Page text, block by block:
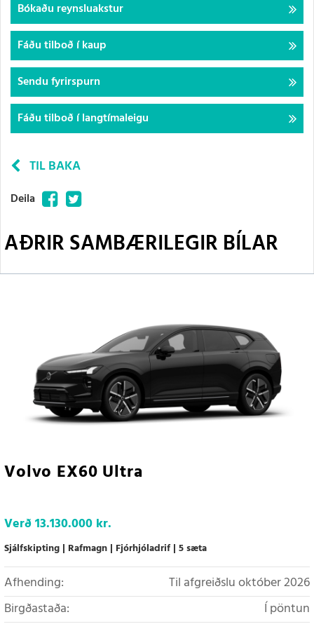
Bókaðu reynsluakstur
Fáðu tilboð í kaup
Sendu fyrirspurn
Fáðu tilboð í langtímaleigu
TIL BAKA
Deila FacebookTwitter
AÐRIR SAMBÆRILEGIR BÍLAR
Volvo EX60 Ultra
Verð13.130.000 kr.
Sjálfskipting Rafmagn Fjórhjóladrif 5 sæta
Afhending:
Til afgreiðslu október 2026
Birgðastaða:
Í pöntun